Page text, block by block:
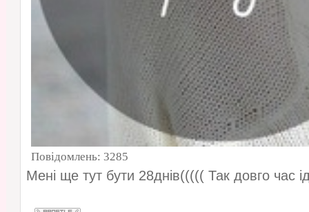
Повідомлень: 3285
Мені ще тут бути 28днів((((( Так довго час